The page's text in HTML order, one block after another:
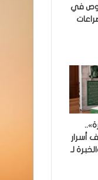
في
أسرار
لـ